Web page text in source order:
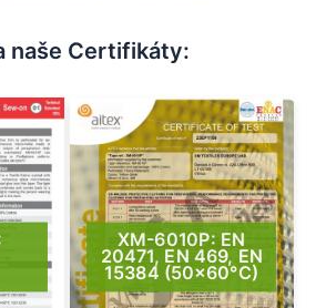
naše Certifikáty:​
XM-6010P: EN
20471, EN 469, EN
15384 (50×60°C)